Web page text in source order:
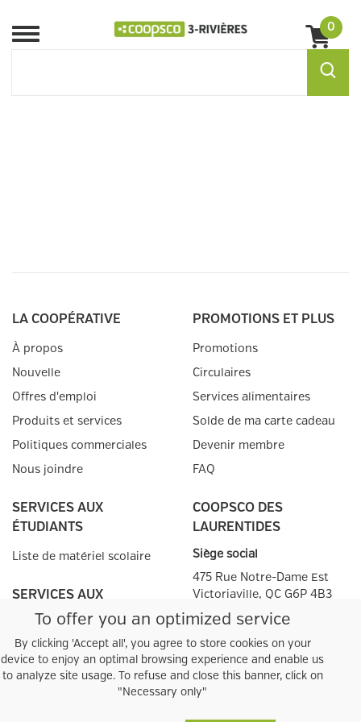
Menu
0
To offer you an optimized service
By clicking 'Accept all', you agree to store cookies on your
device to enjoy an optimal browsing experience and enable us
to analyze site usage. To refuse and close this banner, click on
"Necessary only"
LA COOPÉRATIVE
À propos
Nouvelle
Offres d'emploi
Produits et services
Politiques commerciales
Nous joindre
SERVICES AUX
ÉTUDIANTS
Liste de matériel scolaire
SERVICES AUX
ENSEIGNANTS
Prescriptions
Vestibulum
PROMOTIONS ET PLUS
Promotions
Circulaires
Services alimentaires
Solde de ma carte cadeau
Devenir membre
FAQ
COOPSCO DES
LAURENTIDES
Siège social
475 Rue Notre-Dame Est
Victoriaville, QC G6P 4B3
téléphone: (819) 758-1236
téléphone:(819) 758-1236
Heures d'ouverture
Autres points de
Facebook
Twitter